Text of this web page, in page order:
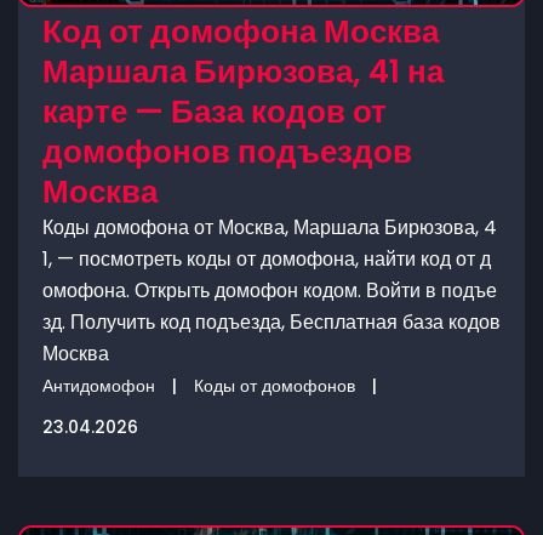
Код от домофона Москва
Маршала Бирюзова, 41 на
карте — База кодов от
домофонов подъездов
Москва
Коды домофона от Москва, Маршала Бирюзова, 4
1, — посмотреть коды от домофона, найти код от д
омофона. Открыть домофон кодом. Войти в подъе
зд. Получить код подъезда, Бесплатная база кодов
Москва
Антидомофон | Коды от домофонов
|
23.04.2026